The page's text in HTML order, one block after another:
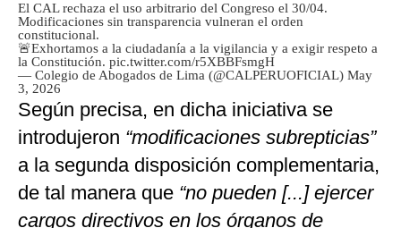
El CAL rechaza el uso arbitrario del Congreso el 30/04.
Modificaciones sin transparencia vulneran el orden
constitucional.
🚨Exhortamos a la ciudadanía a la vigilancia y a exigir respeto a
la Constitución. pic.twitter.com/r5XBBFsmgH
— Colegio de Abogados de Lima (@CALPERUOFICIAL) May
3, 2026
Según precisa, en dicha iniciativa se
introdujeron “modificaciones subrepticias”
a la segunda disposición complementaria,
de tal manera que “no pueden [...] ejercer
cargos directivos en los órganos de